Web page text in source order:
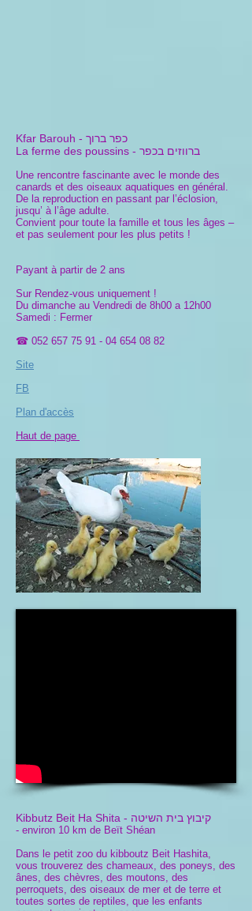
Kfar Barouh - כפר ברוך
La ferme des poussins - ברווזים בכפר
Une rencontre fascinante avec le monde des
canards et des oiseaux aquatiques en général.
De la reproduction en passant par l’éclosion,
jusqu’ à l’âge adulte.
Convient pour toute la famille et tous les âges –
et pas seulement pour les plus petits !
Payant à partir de 2 ans
Sur Rendez-vous uniquement !
Du dimanche au Vendredi de 8h00 a 12h00
Samedi : Fermer
☎ 052 657 75 91 - 04 654 08 82
Site
FB
Plan d'accès
Haut de page
Kibbutz Beit Ha Shita - קיבוץ בית השיטה
- environ 10 km de Beït Shéan
Dans le petit zoo du kibboutz Beit Hashita,
vous trouverez des chameaux, des poneys, des
ânes, des chèvres, des moutons, des
perroquets, des oiseaux de mer et de terre et
toutes sortes de reptiles, que les enfants